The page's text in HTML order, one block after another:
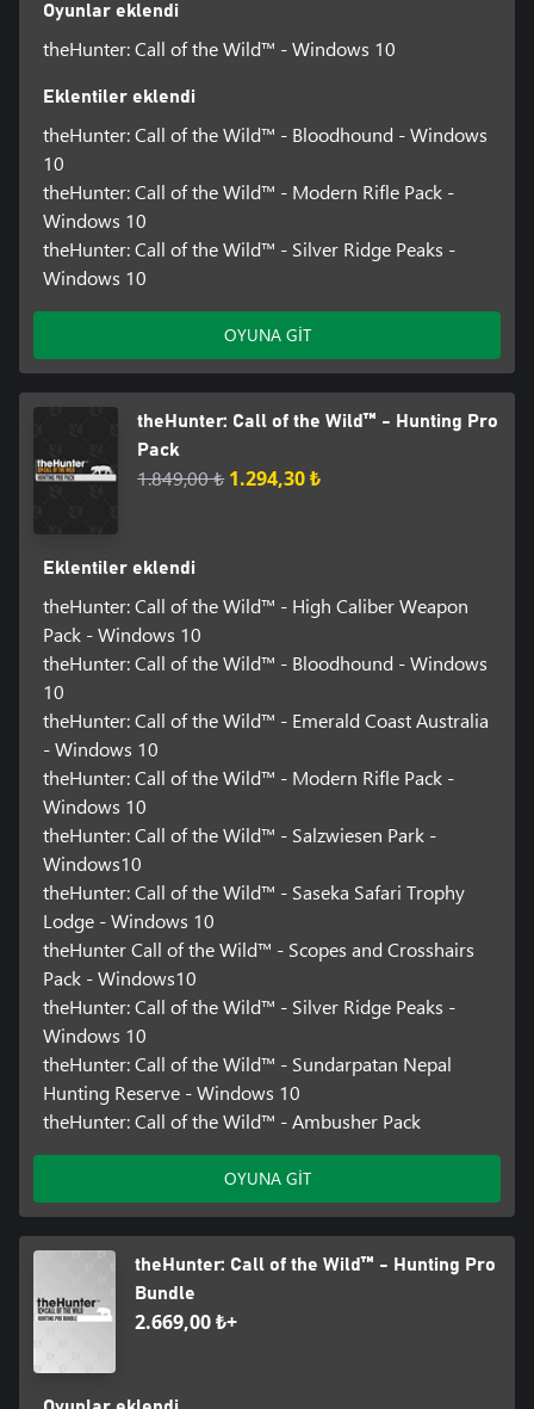
Oyunlar eklendi
theHunter: Call of the Wild™ - Windows 10
Eklentiler eklendi
theHunter: Call of the Wild™ - Bloodhound - Windows
10
theHunter: Call of the Wild™ - Modern Rifle Pack -
Windows 10
theHunter: Call of the Wild™ - Silver Ridge Peaks -
Windows 10
OYUNA GİT
theHunter: Call of the Wild™ - Hunting Pro
Pack
1.849,00 ₺ 1.294,30 ₺
Eklentiler eklendi
theHunter: Call of the Wild™ - High Caliber Weapon
Pack - Windows 10
theHunter: Call of the Wild™ - Bloodhound - Windows
10
theHunter: Call of the Wild™ - Emerald Coast Australia
- Windows 10
theHunter: Call of the Wild™ - Modern Rifle Pack -
Windows 10
theHunter: Call of the Wild™ - Salzwiesen Park -
Windows10
theHunter: Call of the Wild™ - Saseka Safari Trophy
Lodge - Windows 10
theHunter Call of the Wild™ - Scopes and Crosshairs
Pack - Windows10
theHunter: Call of the Wild™ - Silver Ridge Peaks -
Windows 10
theHunter: Call of the Wild™ - Sundarpatan Nepal
Hunting Reserve - Windows 10
theHunter: Call of the Wild™ - Ambusher Pack
OYUNA GİT
theHunter: Call of the Wild™ - Hunting Pro
Bundle
2.669,00 ₺+